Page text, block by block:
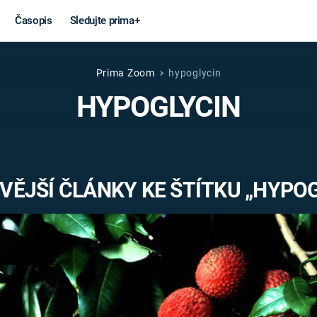
Časopis Sledujte prima+
Věda a
technika
MARS
VÁLEČNÉ
Záhady a
Prima Zoom hypoglycin
HYPOGLYCIN
ČLÁNKY KE ŠTÍTKU